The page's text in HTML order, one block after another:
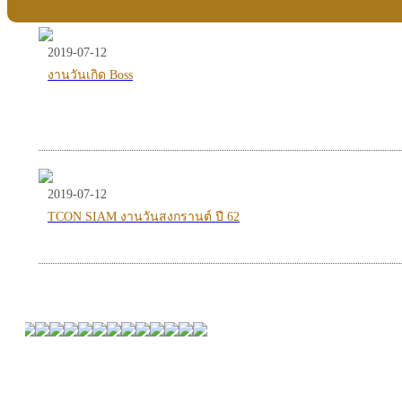
2019-07-12
งานวันเกิด Boss
2019-07-12
TCON SIAM งานวันสงกรานต์ ปี 62